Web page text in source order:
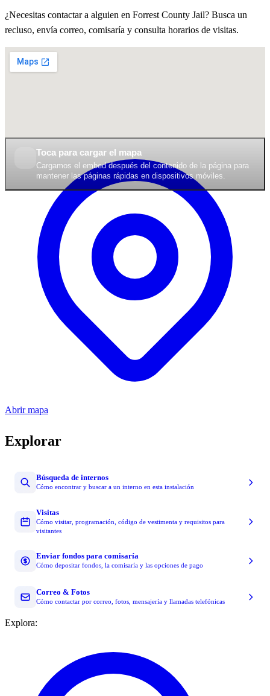
¿Necesitas contactar a alguien en Forrest County Jail? Busca un
recluso, envía correo, comisaría y consulta horarios de visitas.
Toca para cargar el mapa
Cargamos el embed después del contenido de la página para
mantener las páginas rápidas en dispositivos móviles.
Abrir mapa
Explorar
Búsqueda de internos
Cómo encontrar y buscar a un interno en esta instalación
Visitas
Cómo visitar, programación, código de vestimenta y requisitos para
visitantes
Enviar fondos para comisaría
Cómo depositar fondos, la comisaría y las opciones de pago
Correo & Fotos
Cómo contactar por correo, fotos, mensajería y llamadas telefónicas
Explora: